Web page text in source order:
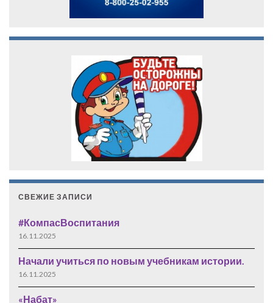
СВЕЖИЕ ЗАПИСИ
#КомпасВоспитания
16.11.2025
Начали учиться по новым учебникам истории.
16.11.2025
«Набат»